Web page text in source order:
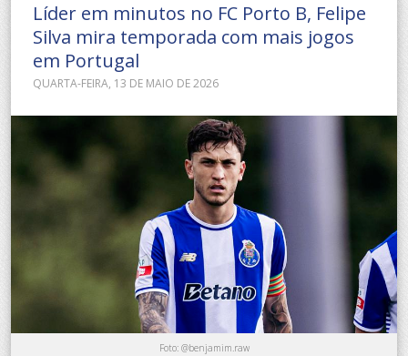
Líder em minutos no FC Porto B, Felipe
Silva mira temporada com mais jogos
em Portugal
QUARTA-FEIRA, 13 DE MAIO DE 2026
Foto: @benjamim.raw